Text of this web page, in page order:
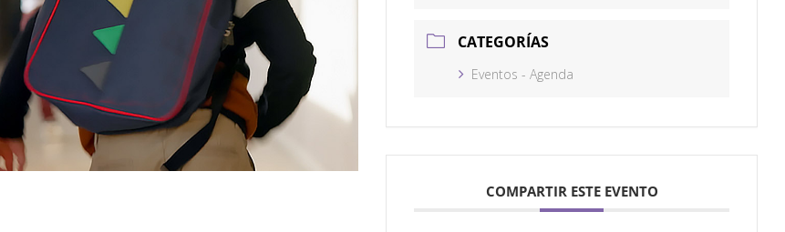
CATEGORÍAS
Eventos - Agenda
COMPARTIR ESTE EVENTO